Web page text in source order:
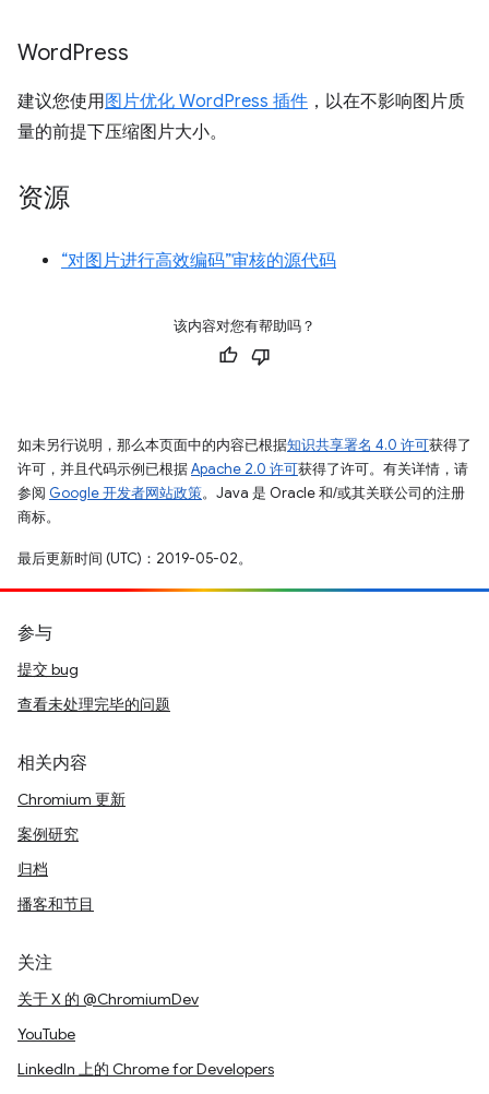
WordPress
建议您使用图片优化 WordPress 插件 ，以在不影响图片质
量的前提下压缩图片大小。
资源
“对图片进行高效编码”审核的源代码
该内容对您有帮助吗？
如未另行说明，那么本页面中的内容已根据知识共享署名 4.0 许可获得了
许可，并且代码示例已根据Apache 2.0 许可获得了许可。有关详情，请
参阅 Google 开发者网站政策。Java 是 Oracle 和/或其关联公司的注册
商标。
最后更新时间 (UTC)：2019-05-02。
参与
提交 bug
查看未处理完毕的问题
相关内容
Chromium 更新
案例研究
归档
播客和节目
关注
关于 X 的 @ChromiumDev
YouTube
LinkedIn 上的 Chrome for Developers